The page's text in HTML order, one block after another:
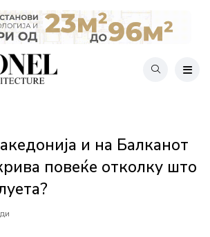
и на Балканот
повеќе отколку што